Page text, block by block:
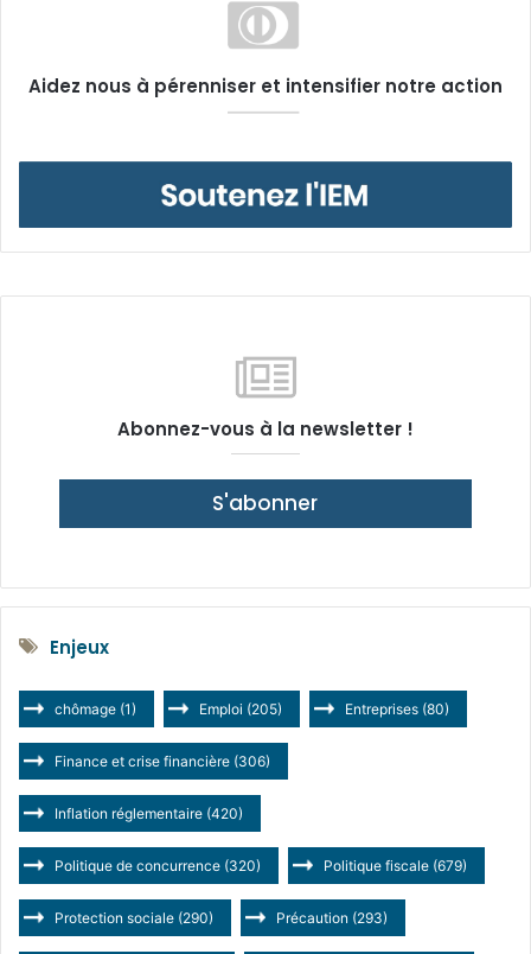
Aidez nous à pérenniser et intensifier notre action
Abonnez-vous à la newsletter !
S'abonner
Enjeux
chômage (1) Emploi (205) Entreprises (80)
Finance et crise financière (306)
Inflation réglementaire (420)
Politique de concurrence (320) Politique fiscale (679)
Protection sociale (290) Précaution (293)